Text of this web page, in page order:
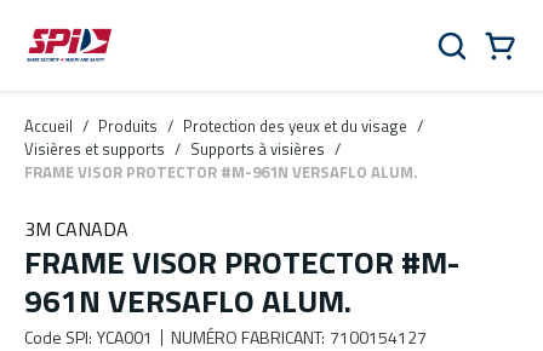
Aller au contenu principal
Skip to menu
Skip to footer
Rechercher
Accueil / Produits / Protection des yeux et du visage /
Visières et supports / Supports à visières /
FRAME VISOR PROTECTOR #M-961N VERSAFLO ALUM.
3M CANADA
FRAME VISOR PROTECTOR #M-
961N VERSAFLO ALUM.
Code SPI: YCA001 NUMÉRO FABRICANT: 7100154127